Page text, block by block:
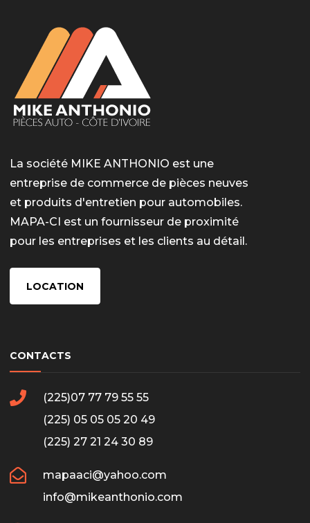
La société MIKE ANTHONIO est une
entreprise de commerce de pièces neuves
et produits d'entretien pour automobiles.
MAPA-CI est un fournisseur de proximité
pour les entreprises et les clients au détail.
LOCATION
CONTACTS
(225)07 77 79 55 55
(225) 05 05 05 20 49
(225) 27 21 24 30 89
mapaaci@yahoo.com
info@mikeanthonio.com